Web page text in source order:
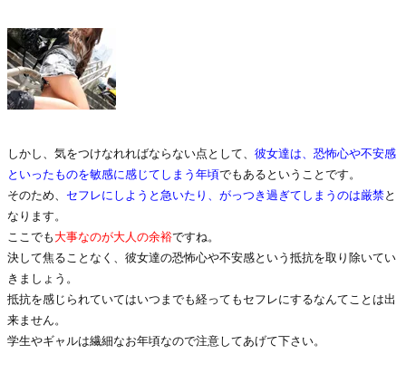
しかし、気をつけなれればならない点として、 彼女達は、恐怖心や不安感
といったものを敏感に感じてしまう年頃でもあるということです。
そのため、 セフレにしようと急いたり、がっつき過ぎてしまうのは厳禁と
なります。
ここでも 大事なのが大人の余裕ですね。
決して焦ることなく、彼女達の恐怖心や不安感という抵抗を取り除いてい
きましょう。
抵抗を感じられていてはいつまでも経ってもセフレにするなんてことは出
来ません。
学生やギャルは繊細なお年頃なので注意してあげて下さい。